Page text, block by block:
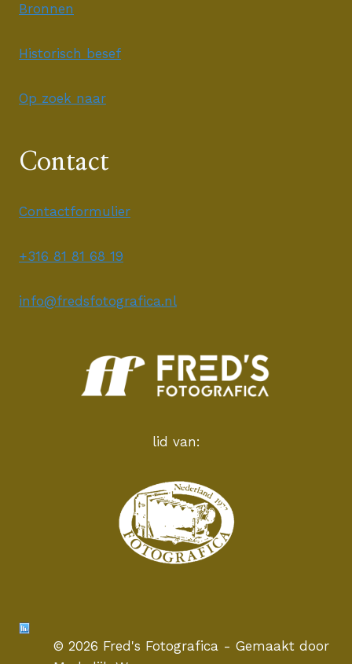
Bronnen
Historisch besef
Op zoek naar
Contact
Contactformulier
+316 81 81 68 19
info@fredsfotografica.nl
lid van:
© 2026 Fred's Fotografica - Gemaakt door